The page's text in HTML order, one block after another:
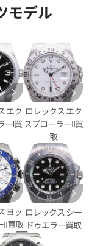
ス デイトジャスト
価格
円
11月時点の参考買取
モデル
エク
ーⅠ買
ロレックス エク
スプローラーII買
取
ヨッ
II買取
ロレックス シー
ドゥエラー買取